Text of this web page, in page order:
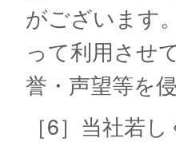
がございます
って利用させ
誉・声望等を
［6］当社若